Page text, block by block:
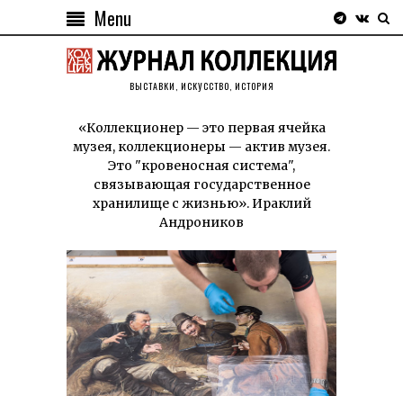
Menu
ВЫСТАВКИ, ИСКУССТВО, ИСТОРИЯ
«Коллекционер — это первая ячейка
музея, коллекционеры — актив музея.
Это "кровеносная система",
связывающая государственное
хранилище с жизнью». Ираклий
Андроников